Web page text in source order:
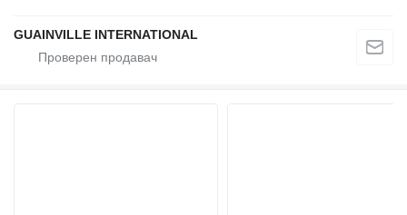
GUAINVILLE INTERNATIONAL